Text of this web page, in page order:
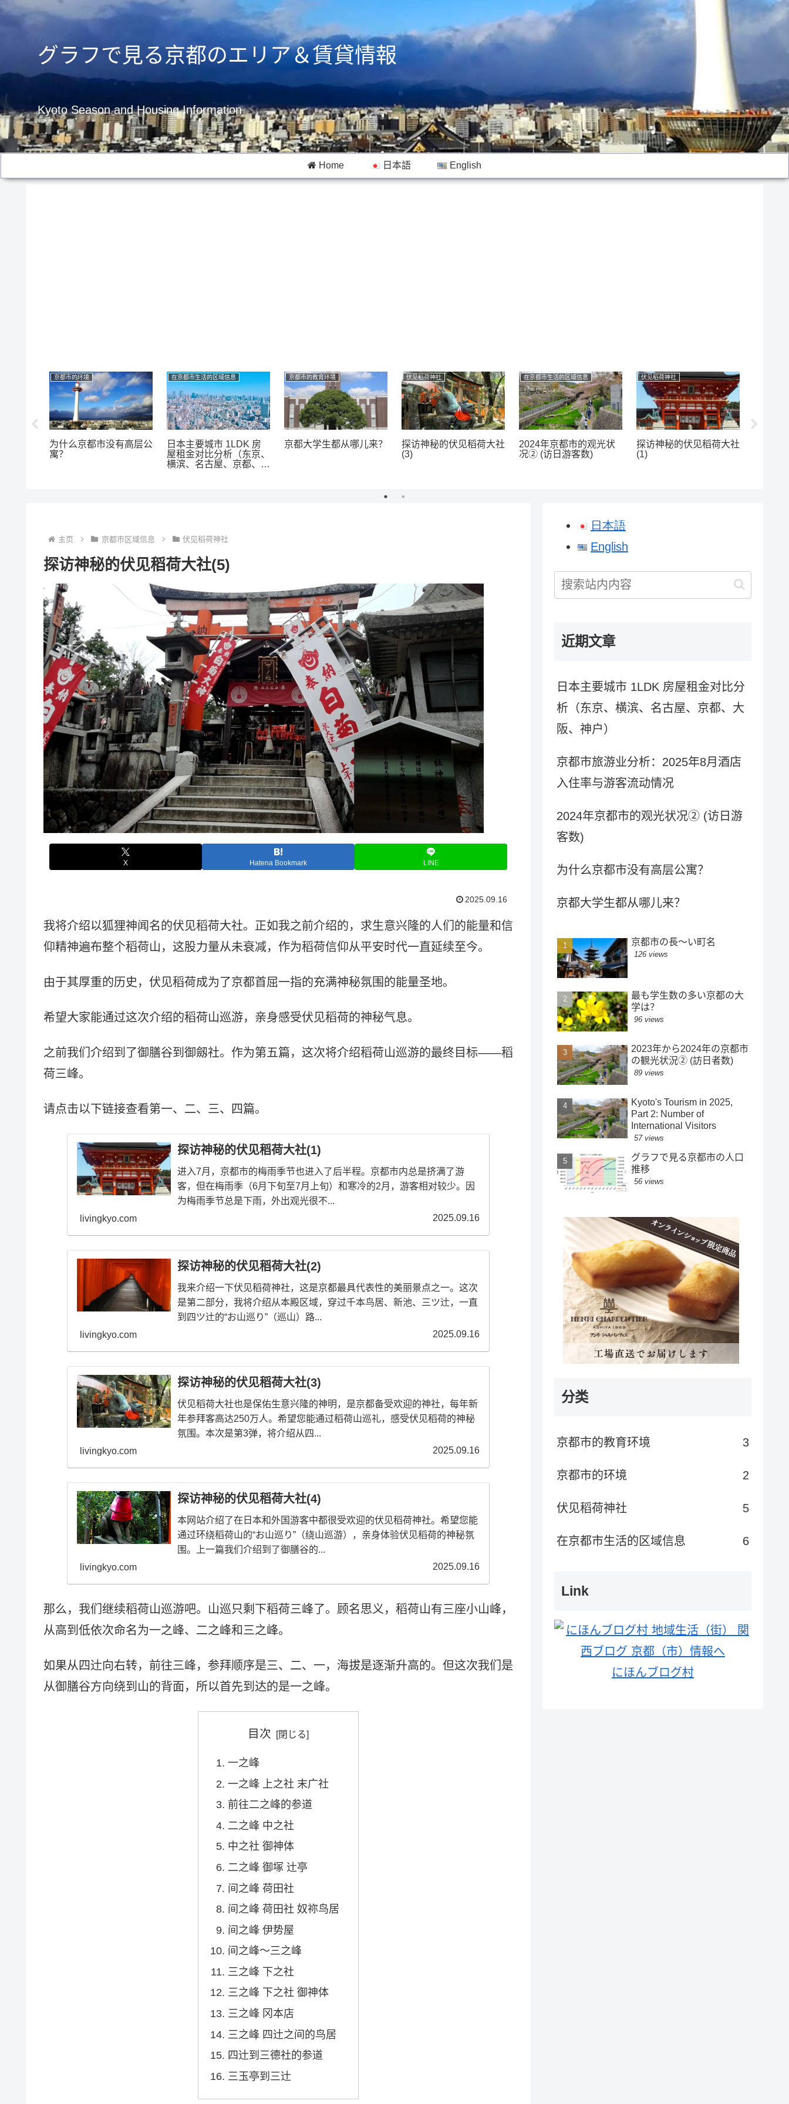
グラフで見る京都のエリア＆賃貸情報
Kyoto Season and Housing Information
Home 日本語 English
京都市的环境
为什么京都市没有高层公
寓？
在京都市生活的区域信息
日本主要城市 1LDK 房
屋租金对比分析（东京、
横滨、名古屋、京都、大
京都市的教育环境
京都大学生都从哪儿来？
伏见稻荷神社
探访神秘的伏见稻荷大社
(3)
在京都市生活的区域信息
2024年京都市的观光状
况② (访日游客数)
伏见稻荷神社
探访神秘的伏见稻荷大社
(1)
主页 京都市区域信息 伏见稻荷神社
探访神秘的伏见稻荷大社(5)
X Hatena Bookmark LINE
2025.09.16
我将介绍以狐狸神闻名的伏见稻荷大社。正如我之前介绍的，求生意兴隆的人们的能量和信
仰精神遍布整个稻荷山，这股力量从未衰减，作为稻荷信仰从平安时代一直延续至今。
由于其厚重的历史，伏见稻荷成为了京都首屈一指的充满神秘氛围的能量圣地。
希望大家能通过这次介绍的稻荷山巡游，亲身感受伏见稻荷的神秘气息。
之前我们介绍到了御膳谷到御劔社。作为第五篇，这次将介绍稻荷山巡游的最终目标——稻
荷三峰。
请点击以下链接查看第一、二、三、四篇。
探访神秘的伏见稻荷大社(1)
进入7月，京都市的梅雨季节也进入了后半程。京都市内总是挤满了游
客，但在梅雨季（6月下旬至7月上旬）和寒冷的2月，游客相对较少。因
为梅雨季节总是下雨，外出观光很不...
livingkyo.com
2025.09.16
探访神秘的伏见稻荷大社(2)
我来介绍一下伏见稻荷神社，这是京都最具代表性的美丽景点之一。这次
是第二部分，我将介绍从本殿区域，穿过千本鸟居、新池、三ツ辻，一直
到四ツ辻的“お山巡り”（巡山）路...
livingkyo.com
2025.09.16
探访神秘的伏见稻荷大社(3)
伏见稻荷大社也是保佑生意兴隆的神明，是京都备受欢迎的神社，每年新
年参拜客高达250万人。希望您能通过稻荷山巡礼，感受伏见稻荷的神秘
氛围。本次是第3弹，将介绍从四...
livingkyo.com
2025.09.16
探访神秘的伏见稻荷大社(4)
本网站介绍了在日本和外国游客中都很受欢迎的伏见稻荷神社。希望您能
通过环绕稻荷山的“お山巡り”（绕山巡游），亲身体验伏见稻荷的神秘氛
围。上一篇我们介绍到了御膳谷的...
livingkyo.com
2025.09.16
那么，我们继续稻荷山巡游吧。山巡只剩下稻荷三峰了。顾名思义，稻荷山有三座小山峰，
从高到低依次命名为一之峰、二之峰和三之峰。
如果从四辻向右转，前往三峰，参拜顺序是三、二、一，海拔是逐渐升高的。但这次我们是
从御膳谷方向绕到山的背面，所以首先到达的是一之峰。
目次
一之峰
一之峰 上之社 末广社
前往二之峰的参道
二之峰 中之社
中之社 御神体
二之峰 御塚 辻亭
间之峰 荷田社
间之峰 荷田社 奴祢鸟居
间之峰 伊势屋
间之峰～三之峰
三之峰 下之社
三之峰 下之社 御神体
三之峰 冈本店
三之峰 四辻之间的鸟居
四辻到三德社的参道
三玉亭到三辻
日本語
English
近期文章
日本主要城市 1LDK 房屋租金对比分
析（东京、横滨、名古屋、京都、大
阪、神户）
京都市旅游业分析：2025年8月酒店
入住率与游客流动情况
2024年京都市的观光状况② (访日游
客数)
为什么京都市没有高层公寓？
京都大学生都从哪儿来？
京都市の長～い町名
126 views
最も学生数の多い京都の大
学は？
96 views
2023年から2024年の京都市
の観光状況② (訪日者数)
89 views
Kyoto's Tourism in 2025,
Part 2: Number of
International Visitors
57 views
グラフで見る京都市の人口
推移
56 views
分类
京都市的教育环境 3
京都市的环境 2
伏见稻荷神社 5
在京都市生活的区域信息 6
Link
にほんブログ村